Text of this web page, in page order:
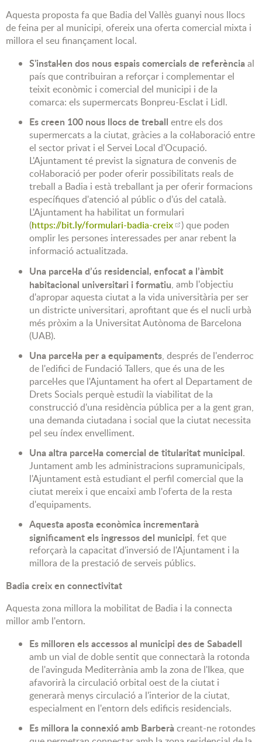
Aquesta proposta fa que Badia del Vallès guanyi nous llocs
de feina per al municipi, ofereix una oferta comercial mixta i
millora el seu finançament local.
S'instal·len dos nous espais comercials de referènciaal
país que contribuiran a reforçar i complementar el
teixit econòmic i comercial del municipi i de la
comarca: els supermercats Bonpreu-Esclat i Lidl.
Es creen 100 nous llocs de treball entre els dos
supermercats a la ciutat, gràcies a la col·laboració entre
el sector privat i el Servei Local d'Ocupació.
L'Ajuntament té previst la signatura de convenis de
col·laboració per poder oferir possibilitats reals de
treball a Badia i està treballant ja per oferir formacions
específiques d'atenció al públic o d’ús del català.
L'Ajuntament ha habilitat un formulari
(https://bit.ly/formulari-badia-creix
) que poden
omplir les persones interessades per anar rebent la
informació actualitzada.
Una parcel·la d’ús residencial, enfocat a l’àmbit
habitacional universitari i formatiu, amb l'objectiu
d'apropar aquesta ciutat a la vida universitària per ser
un districte universitari, aprofitant que és el nucli urbà
més pròxim a la Universitat Autònoma de Barcelona
(UAB).
Una parcel·la per a equipaments, després de l'enderroc
de l'edifici de Fundació Tallers, que és una de les
parcel·les que l'Ajuntament ha ofert al Departament de
Drets Socials perquè estudiï la viabilitat de la
construcció d'una residència pública per a la gent gran,
una demanda ciutadana i social que la ciutat necessita
pel seu índex envelliment.
Una altra parcel·la comercial de titularitat municipal.
Juntament amb les administracions supramunicipals,
l'Ajuntament està estudiant el perfil comercial que la
ciutat mereix i que encaixi amb l'oferta de la resta
d'equipaments.
Aquesta aposta econòmica incrementarà
significament els ingressos del municipi, fet que
reforçarà la capacitat d'inversió de l'Ajuntament i la
millora de la prestació de serveis públics.
Badia creix en connectivitat
Aquesta zona millora la mobilitat de Badia i la connecta
millor amb l'entorn.
Es milloren els accessos al municipi des de Sabadell
amb un vial de doble sentit que connectarà la rotonda
de l'avinguda Mediterrània amb la zona de l'Ikea, que
afavorirà la circulació orbital oest de la ciutat i
generarà menys circulació a l'interior de la ciutat,
especialment en l'entorn dels edificis residencials.
Es millora la connexió amb Barberàcreant-ne rotondes